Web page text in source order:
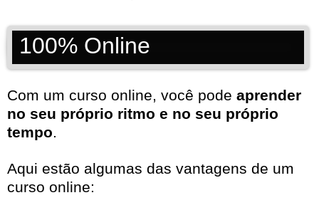
100% Online
Com um curso online, você pode aprender
no seu próprio ritmo e no seu próprio
tempo.
Aqui estão algumas das vantagens de um
curso online: